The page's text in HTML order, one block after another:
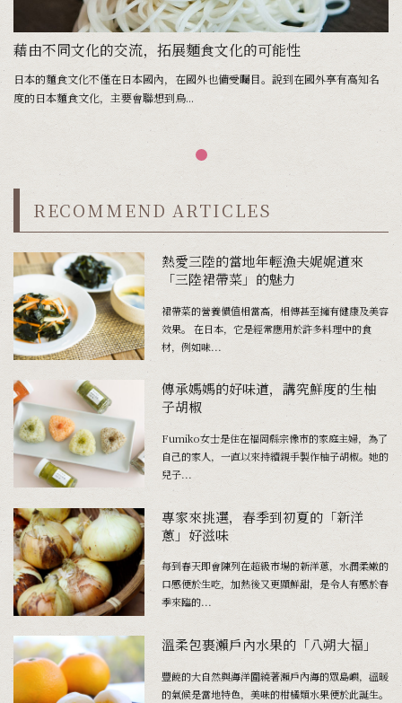
藉由不同文化的交流，拓展麵食文化的可能性
日本的麵食文化不僅在日本國內，在國外也備受矚目。說到在國外享有高知名
度的日本麵食文化，主要會聯想到烏...
RECOMMEND ARTICLES
熱愛三陸的當地年輕漁夫娓娓道來
「三陸裙帶菜」的魅力
裙帶菜的營養價值相當高，相傳甚至擁有健康及美容
效果。 在日本，它是經常應用於許多料理中的食
材，例如味...
傳承媽媽的好味道，講究鮮度的生柚
子胡椒
Fumiko女士是住在福岡縣宗像市的家庭主婦，為了
自己的家人，一直以來持續親手製作柚子胡椒。她的
兒子...
專家來挑選，春季到初夏的「新洋
蔥」好滋味
每到春天即會陳列在超級市場的新洋蔥，水潤柔嫩的
口感便於生吃，加熱後又更顯鮮甜，是令人有感於春
季來臨的...
溫柔包裹瀨戶內水果的「八朔大福」
豐饒的大自然與海洋圍繞著瀨戶內海的眾島嶼，溫暖
的氣候是當地特色，美味的柑橘類水果便於此誕生。